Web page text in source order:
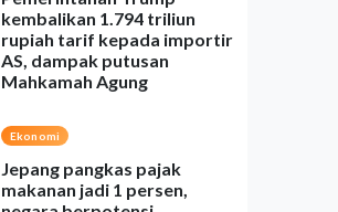
kembalikan 1.794 triliun
rupiah tarif kepada importir
AS, dampak putusan
Mahkamah Agung
Ekonomi
Jepang pangkas pajak
makanan jadi 1 persen,